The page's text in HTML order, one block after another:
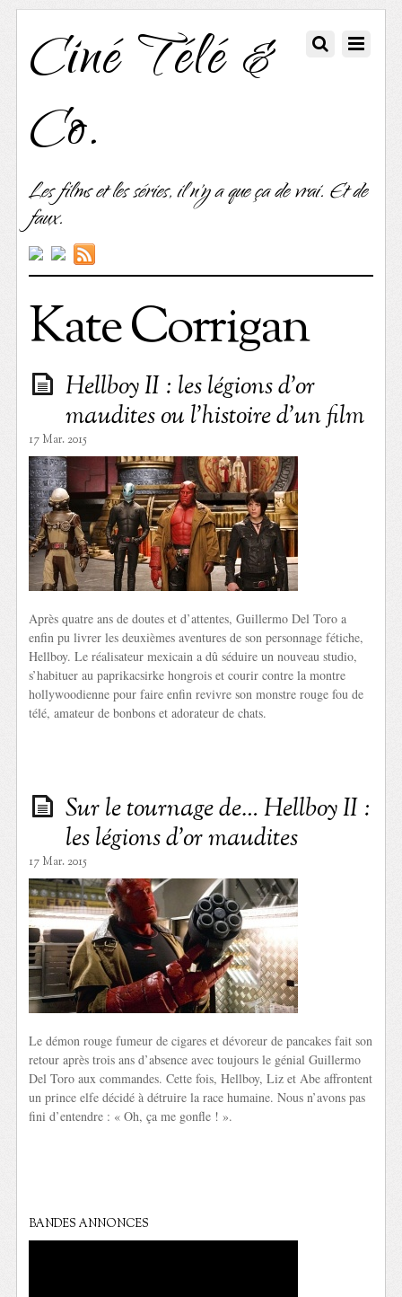
Ciné Télé &
Co.
Les films et les séries, il n'y a que ça de vrai. Et de
faux.
Kate Corrigan
Hellboy II : les légions d’or
maudites ou l’histoire d’un film
17 Mar. 2015
Après quatre ans de doutes et d’attentes, Guillermo Del Toro a
enfin pu livrer les deuxièmes aventures de son personnage fétiche,
Hellboy. Le réalisateur mexicain a dû séduire un nouveau studio,
s’habituer au paprikacsirke hongrois et courir contre la montre
hollywoodienne pour faire enfin revivre son monstre rouge fou de
télé, amateur de bonbons et adorateur de chats.
Sur le tournage de… Hellboy II :
les légions d’or maudites
17 Mar. 2015
Le démon rouge fumeur de cigares et dévoreur de pancakes fait son
retour après trois ans d’absence avec toujours le génial Guillermo
Del Toro aux commandes. Cette fois, Hellboy, Liz et Abe affrontent
un prince elfe décidé à détruire la race humaine. Nous n’avons pas
fini d’entendre : « Oh, ça me gonfle ! ».
BANDES ANNONCES